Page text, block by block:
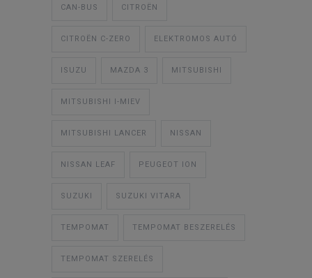
CAN-BUS CITROËN
CITROËN C-ZERO ELEKTROMOS AUTÓ
ISUZU MAZDA 3 MITSUBISHI
MITSUBISHI I-MIEV
MITSUBISHI LANCER NISSAN
NISSAN LEAF PEUGEOT ION
SUZUKI SUZUKI VITARA
TEMPOMAT TEMPOMAT BESZERELÉS
TEMPOMAT SZERELÉS